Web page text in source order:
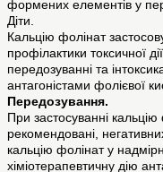
формених елементів у
Діти.
Кальцію фолінат
профілактики токсичної
передозуванні та
антагоністами фолієвої
Передозування.
При застосуванні
рекомендовані,
кальцію фолінат у
хіміотерапевтичну дію